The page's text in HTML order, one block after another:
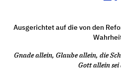
Ausgerichtet auf die von den
Gnade allein, Glaube allein, die
Gott allein sei